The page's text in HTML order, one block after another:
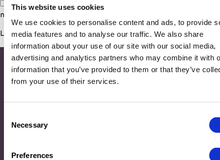
This website uses cookies
We use cookies to personalise content and ads, to provide
media features and to analyse our traffic. We also share
information about your use of our site with our social media,
advertising and analytics partners who may combine it with
information that you’ve provided to them or that they’ve
from your use of their services.
Selection
Necessary
Preferences
Enregistrer mon nom, mon e-mail et mon site dans le
navigateur pour mon prochain commentaire.
Adresse